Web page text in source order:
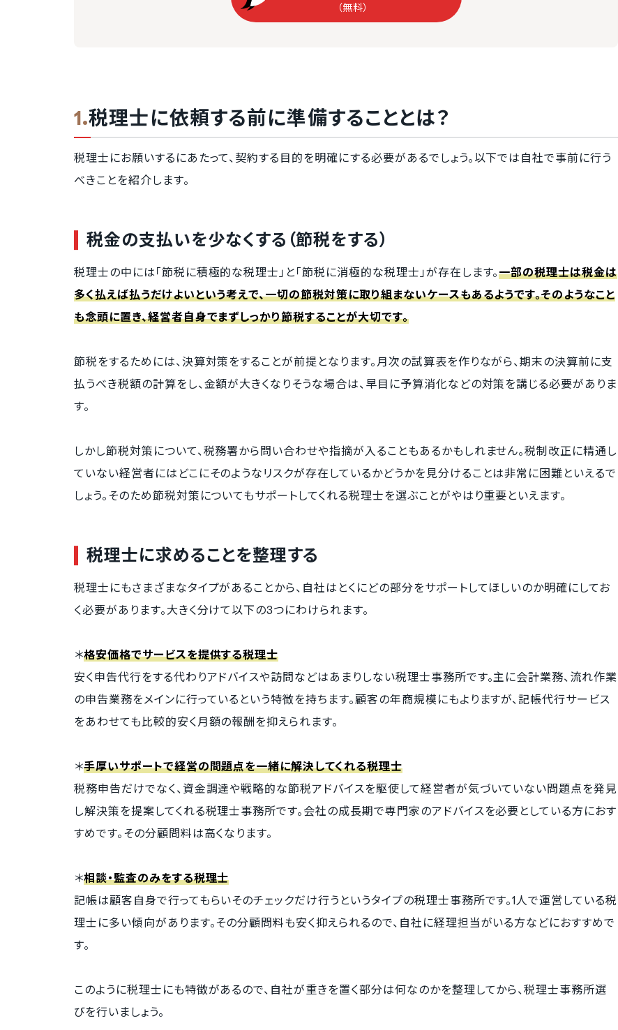
（無料）
税理士に依頼する前に準備することとは？
税理士にお願いするにあたって、契約する目的を明確にする必要があるでしょう。以下では自社で事前に行う
べきことを紹介します。
税金の支払いを少なくする（節税をする）
税理士の中には「節税に積極的な税理士」と「節税に消極的な税理士」が存在します。一部の税理士は税金は
多く払えば払うだけよいという考えで、一切の節税対策に取り組まないケースもあるようです。そのようなこと
も念頭に置き、経営者自身でまずしっかり節税することが大切です。
節税をするためには、決算対策をすることが前提となります。月次の試算表を作りながら、期末の決算前に支
払うべき税額の計算をし、金額が大きくなりそうな場合は、早目に予算消化などの対策を講じる必要がありま
す。
しかし節税対策について、税務署から問い合わせや指摘が入ることもあるかもしれません。税制改正に精通し
ていない経営者にはどこにそのようなリスクが存在しているかどうかを見分けることは非常に困難といえるで
しょう。そのため節税対策についてもサポートしてくれる税理士を選ぶことがやはり重要といえます。
税理士に求めることを整理する
税理士にもさまざまなタイプがあることから、自社はとくにどの部分をサポートしてほしいのか明確にしてお
く必要があります。大きく分けて以下の3つにわけられます。
＊格安価格でサービスを提供する税理士
安く申告代行をする代わりアドバイスや訪問などはあまりしない税理士事務所です。主に会計業務、流れ作業
の申告業務をメインに行っているという特徴を持ちます。顧客の年商規模にもよりますが、記帳代行サービス
をあわせても比較的安く月額の報酬を抑えられます。
＊手厚いサポートで経営の問題点を一緒に解決してくれる税理士
税務申告だけでなく、資金調達や戦略的な節税アドバイスを駆使して経営者が気づいていない問題点を発見
し解決策を提案してくれる税理士事務所です。会社の成長期で専門家のアドバイスを必要としている方におす
すめです。その分顧問料は高くなります。
＊相談・監査のみをする税理士
記帳は顧客自身で行ってもらいそのチェックだけ行うというタイプの税理士事務所です。1人で運営している税
理士に多い傾向があります。その分顧問料も安く抑えられるので、自社に経理担当がいる方などにおすすめで
す。
このように税理士にも特徴があるので、自社が重きを置く部分は何なのかを整理してから、税理士事務所選
びを行いましょう。